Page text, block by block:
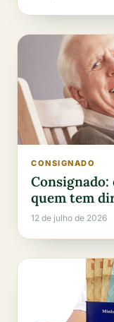
CONSIGNADO
Consignado:
quem tem
12 de julho de 2026